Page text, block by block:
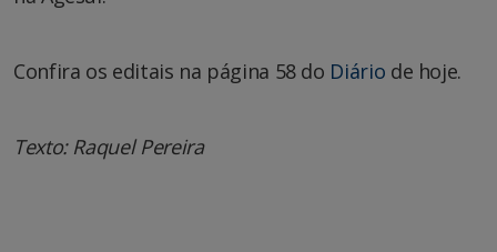
Confira os editais na página 58 do Diário de hoje.
Texto: Raquel Pereira